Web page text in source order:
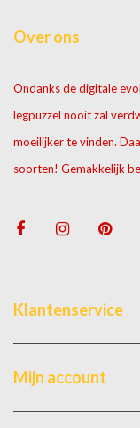
Over ons
Ondanks de digitale
legpuzzel nooit zal
moeilijker te vinden.
soorten! Gemakkelijk
Klantenservice
Mijn account